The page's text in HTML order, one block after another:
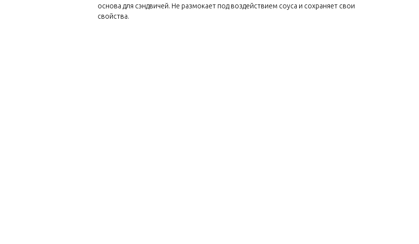
основа для сэндвичей. Не размокает под воздействием соуса и сохраняет свои
свойства.